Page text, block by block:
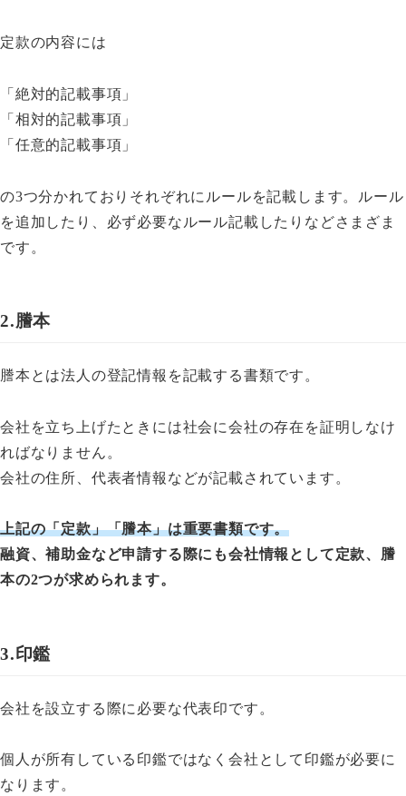
定款の内容には
「絶対的記載事項」
「相対的記載事項」
「任意的記載事項」
の3つ分かれておりそれぞれにルールを記載します。ルール
を追加したり、必ず必要なルール記載したりなどさまざま
です。
2.謄本
謄本とは法人の登記情報を記載する書類です。
会社を立ち上げたときには社会に会社の存在を証明しなけ
ればなりません。
会社の住所、代表者情報などが記載されています。
上記の「定款」「謄本」は重要書類です。
融資、補助金など申請する際にも会社情報として定款、謄
本の2つが求められます。
3.印鑑
会社を設立する際に必要な代表印です。
個人が所有している印鑑ではなく会社として印鑑が必要に
なります。